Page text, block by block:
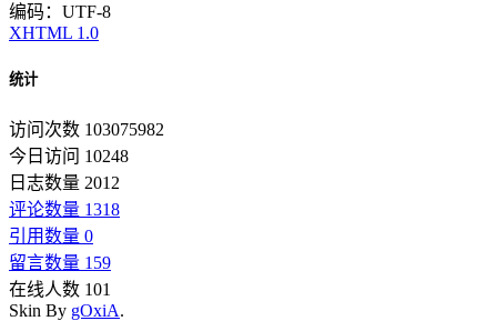
编码：UTF-8
XHTML 1.0
统计
访问次数 103075982
今日访问 10248
日志数量 2012
评论数量 1318
引用数量 0
留言数量 159
在线人数 101
Skin By gOxiA.